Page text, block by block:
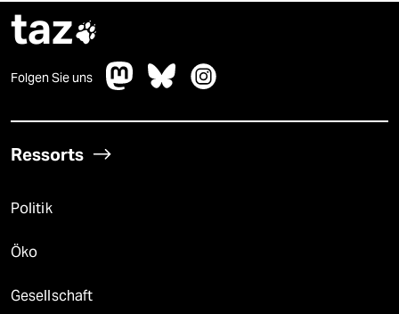
taz
Folgen Sie uns
Ressorts
Politik
Öko
Gesellschaft